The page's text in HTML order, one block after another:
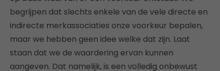
begrijpen dat slechts enkele van de vele directe en
indirecte merkassociaties onze voorkeur bepalen,
maar we hebben geen idee welke dat zijn. Laat
staan dat we de waardering ervan kunnen
aangeven. Dat namelijk, is een volledig onbewust